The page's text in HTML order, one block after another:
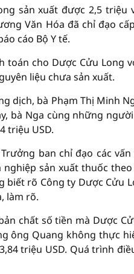
sản xuất được 2,5
Văn Hóa đã chỉ đạo
cáo Bộ Y tế.
toán cho Dược Cửu Long
liệu chưa sản xuất.
dịch, bà Phạm Thị Minh
bà Nga cùng những
triệu USD.
ban chỉ đạo các
sản xuất thuốc
rõ Công ty Dược Cửu
làm rõ.
chất số tiền mà Dược
ông Quang không thực
triệu USD. Quá trình